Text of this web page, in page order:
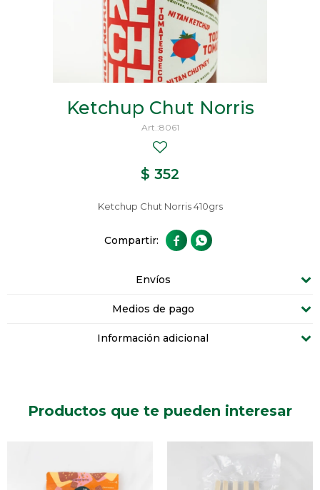
Ketchup Chut Norris
8061
$ 352
Ketchup Chut Norris 410grs
 
Envíos
Medios de pago
Información adicional
Productos que te pueden interesar